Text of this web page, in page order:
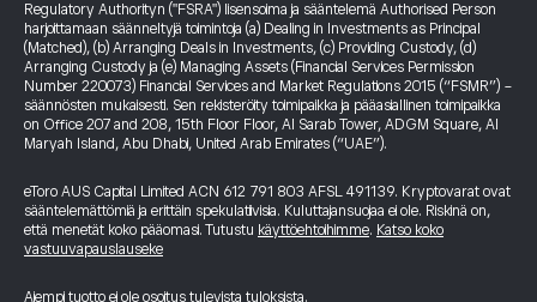
Regulatory Authorityn ("FSRA") lisensoima ja sääntelemä Authorised Person
harjoittamaan säänneltyjä toimintoja (a) Dealing in Investments as Principal
(Matched), (b) Arranging Deals in Investments, (c) Providing Custody, (d)
Arranging Custody ja (e) Managing Assets (Financial Services Permission
Number 220073) Financial Services and Market Regulations 2015 (“FSMR”) -
säännösten mukaisesti. Sen rekisteröity toimipaikka ja pääasiallinen toimipaikka
on Office 207 and 208, 15th Floor Floor, Al Sarab Tower, ADGM Square, Al
Maryah Island, Abu Dhabi, United Arab Emirates (“UAE”).
eToro AUS Capital Limited ACN 612 791 803 AFSL 491139. Kryptovarat ovat
sääntelemättömiä ja erittäin spekulatiivisia. Kuluttajansuojaa ei ole. Riskinä on,
että menetät koko pääomasi. Tutustu käyttöehtoihimme. Katso koko
vastuuvapauslauseke
Aiempi tuotto ei ole osoitus tulevista tuloksista.